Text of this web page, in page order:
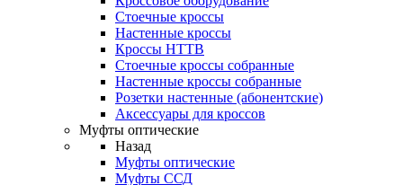
Стоечные кроссы
Настенные кроссы
Кроссы HTTB
Стоечные кроссы собранные
Настенные кроссы собранные
Розетки настенные (абонентские)
Аксессуары для кроссов
Муфты оптические
Назад
Муфты оптические
Муфты ССД